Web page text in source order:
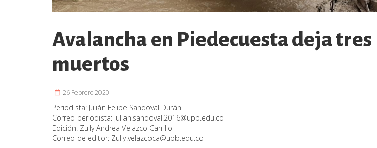
Avalancha en Piedecuesta deja tres
muertos
26 Febrero 2020
Periodista: Julián Felipe Sandoval Durán
Correo periodista: julian.sandoval.2016@upb.edu.co
Edición: Zully Andrea Velazco Carrillo
Correo de editor: Zully.velazcoca@upb.edu.co